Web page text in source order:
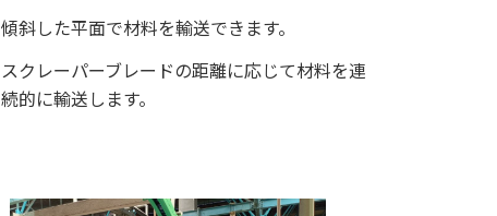
傾斜した平面で材料を輸送できます。
スクレーパーブレードの距離に応じて材料を連
続的に輸送します。